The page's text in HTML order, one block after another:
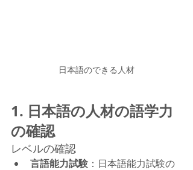
日本語のできる人材
1. 日本語の人材の語学力
の確認
レベルの確認
言語能力試験 ：日本語能力試験の